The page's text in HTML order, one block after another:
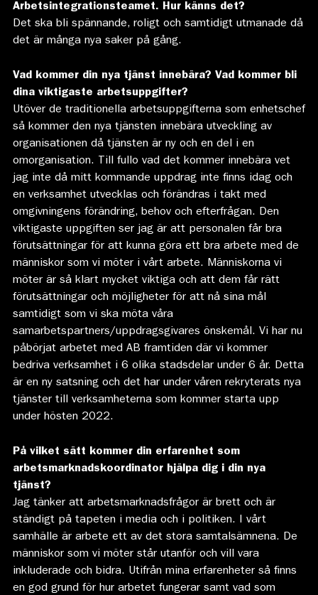
Arbetsintegrationsteamet. Hur känns det?
Det ska bli spännande, roligt och samtidigt utmanade då
det är många nya saker på gång.
Vad kommer din nya tjänst innebära? Vad kommer bli
dina viktigaste arbetsuppgifter?
Utöver de traditionella arbetsuppgifterna som enhetschef
så kommer den nya tjänsten innebära utveckling av
organisationen då tjänsten är ny och en del i en
omorganisation. Till fullo vad det kommer innebära vet
jag inte då mitt kommande uppdrag inte finns idag och
en verksamhet utvecklas och förändras i takt med
omgivningens förändring, behov och efterfrågan. Den
viktigaste uppgiften ser jag är att personalen får bra
förutsättningar för att kunna göra ett bra arbete med de
människor som vi möter i vårt arbete. Människorna vi
möter är så klart mycket viktiga och att dem får rätt
förutsättningar och möjligheter för att nå sina mål
samtidigt som vi ska möta våra
samarbetspartners/uppdragsgivares önskemål. Vi har nu
påbörjat arbetet med AB framtiden där vi kommer
bedriva verksamhet i 6 olika stadsdelar under 6 år. Detta
är en ny satsning och det har under våren rekryterats nya
tjänster till verksamheterna som kommer starta upp
under hösten 2022.
På vilket sätt kommer din erfarenhet som
arbetsmarknadskoordinator hjälpa dig i din nya
tjänst?
Jag tänker att arbetsmarknadsfrågor är brett och är
ständigt på tapeten i media och i politiken. I vårt
samhälle är arbete ett av det stora samtalsämnena. De
människor som vi möter står utanför och vill vara
inkluderade och bidra. Utifrån mina erfarenheter så finns
en god grund för hur arbetet fungerar samt vad som